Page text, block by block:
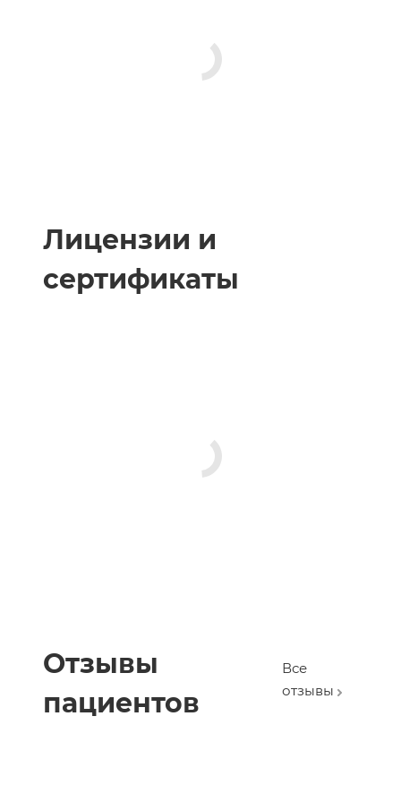
Лицензии и
сертификаты
Отзывы
пациентов
Все
отзывы